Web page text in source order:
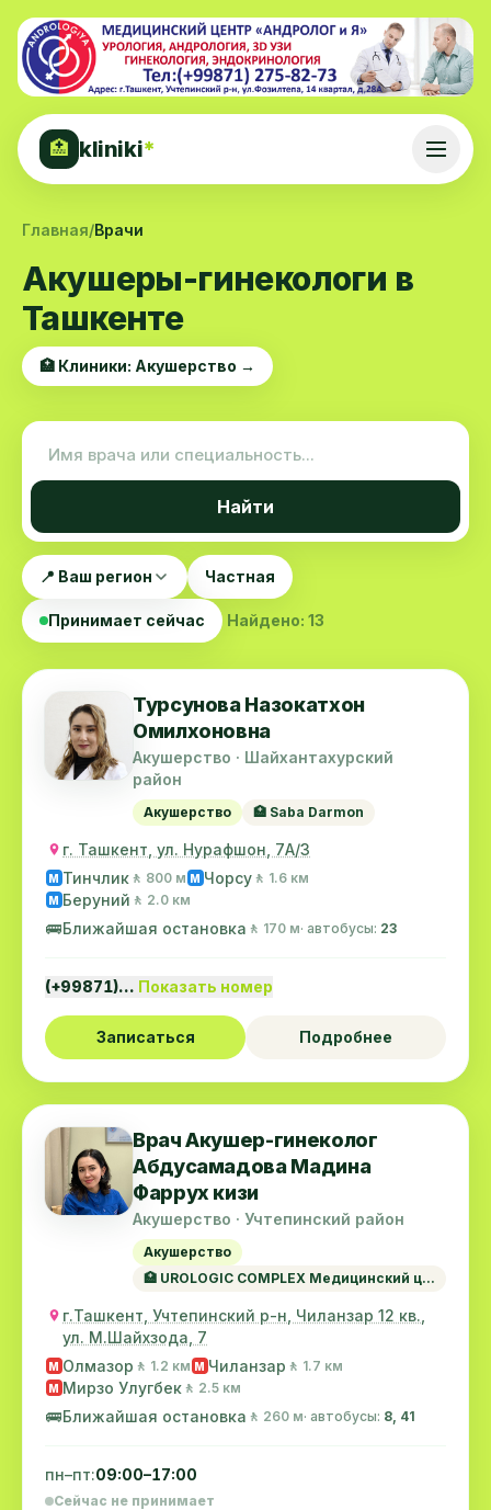
🏥 kliniki*
Главная/Врачи
Акушеры-гинекологи в
Ташкенте
🏥 Клиники: Акушерство →
Найти
📍 Ваш регион Частная
Принимает сейчас Найдено: 13
Турсунова Назокатхон
Омилхоновна
Акушерство · Шайхантахурский
район
Акушерство 🏥 Saba Darmon
г. Ташкент, ул. Нурафшон, 7А/3
M Тинчлик 🚶 800 м M Чорсу 🚶 1.6 км
M Беруний 🚶 2.0 км
🚌Ближайшая остановка 🚶 170 м· автобусы: 23
(+99871)… Показать номер
Записаться Подробнее
Врач Акушер-гинеколог
Абдусамадова Мадина
Фаррух кизи
Акушерство · Учтепинский район
Акушерство
🏥 UROLOGIC COMPLEX Медицинский ц...
г.Ташкент, Учтепинский р-н, Чиланзар 12 кв.,
ул. М.Шайхзода, 7
M Олмазор 🚶 1.2 км M Чиланзар 🚶 1.7 км
M Мирзо Улугбек 🚶 2.5 км
🚌Ближайшая остановка 🚶 260 м· автобусы: 8, 41
пн–пт:09:00–17:00
Сейчас не принимает